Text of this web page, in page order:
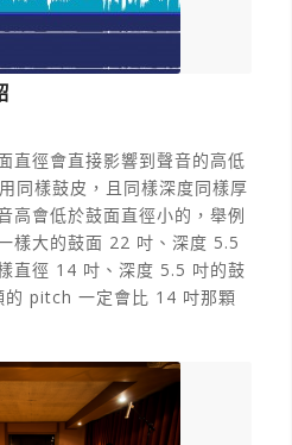
直徑會直接影響到聲音的高低
同樣鼓皮，且同樣深度同樣厚
高會低於鼓面直徑小的，舉例
樣大的鼓面 22 吋、深度 5.5
直徑 14 吋、深度 5.5 吋的鼓
的 pitch 一定會比 14 吋那顆